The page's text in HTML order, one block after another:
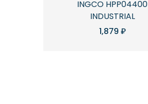
INGCO HPP04400
INDUSTRIAL
1,879 ₽